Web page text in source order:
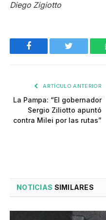
Diego Zigiotto
Facebook Twitter
ARTÍCULO ANTERIOR
La Pampa: “El gobernador
Sergio Ziliotto apuntó
contra Milei por las rutas”
NOTICIAS SIMILARES